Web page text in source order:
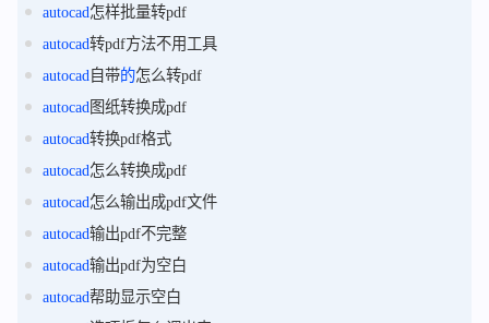
autocad怎样批量转pdf
autocad转pdf方法不用工具
autocad 自带的怎么转pdf
autocad图纸转换成pdf
autocad转换pdf格式
autocad怎么转换成pdf
autocad怎么输出成pdf文件
autocad输出pdf不完整
autocad输出pdf为空白
autocad帮助显示空白